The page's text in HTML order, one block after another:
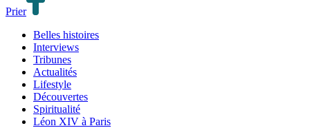
Prier
Belles histoires
Interviews
Tribunes
Actualités
Lifestyle
Découvertes
Spiritualité
Léon XIV à Paris